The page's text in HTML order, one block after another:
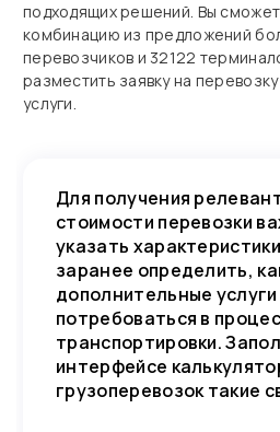
подходящих решений. Вы
комбинацию из предложений
перевозчиков и 32122
разместить заявку на
услуги.
Для получения
стоимости перевозки
указать
заранее определить,
дополнительные
потребоваться в
транспортировки.
интерфейсе
грузоперевозок такие